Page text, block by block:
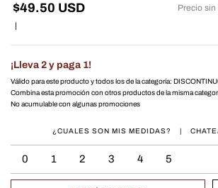
$49.50 USD Precio
|
¡Lleva 2 y paga 1!
Válido para este producto y todos los de la categoría:
Combina esta promoción con otros productos de la misma
No acumulable con algunas promociones
0 1 2 3 4 5
¿CUALES SON MIS MEDIDAS?